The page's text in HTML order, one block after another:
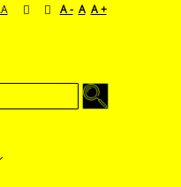
A - A A +